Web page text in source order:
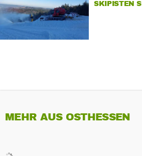
SKIPISTEN
MEHR AUS OSTHESSEN